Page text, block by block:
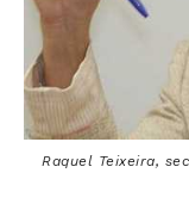
Raquel Teixeira,